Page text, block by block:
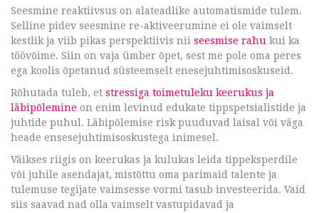
Seesmine reaktiivsus on alateadlike automatismide tulem.
Selline pidev seesmine re-aktiveerumine ei ole vaimselt
kestlik ja viib pikas perspektiivis nii seesmise rahu kui ka
töövõime. Siin on vaja ümber õpet, sest me pole oma peres
ega koolis õpetanud süsteemselt enesejuhtimisoskuseid.
Rõhutada tuleb, et stressiga toimetuleku keerukus ja
läbipõlemine on enim levinud edukate tippspetsialistide ja
juhtide puhul. Läbipõlemise risk puuduvad laisal või väga
heade ensesejuhtimisoskustega inimesel.
Väikses riigis on keerukas ja kulukas leida tippeksperdile
või juhile asendajat, mistõttu oma parimaid talente ja
tulemuse tegijate vaimsesse vormi tasub investeerida. Vaid
siis saavad nad olla vaimselt vastupidavad ja